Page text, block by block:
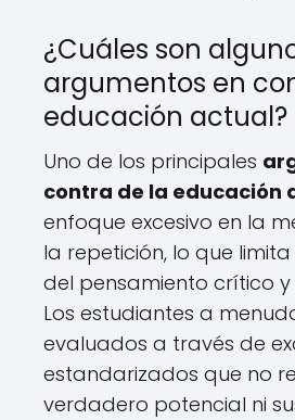
¿Cuáles son
argumentos en
educación actual?
Uno de los principales
contra de la educación
enfoque excesivo en la
la repetición, lo que
del pensamiento crítico
Los estudiantes a
evaluados a través de
estandarizados que no
verdadero potencial ni